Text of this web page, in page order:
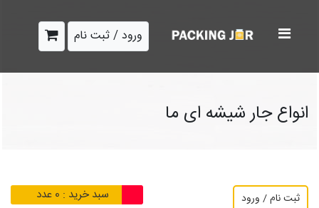
ورود / ثبت نام
انواع جار شیشه ای ما
سبد خرید : 0 عدد ثبت نام / ورود